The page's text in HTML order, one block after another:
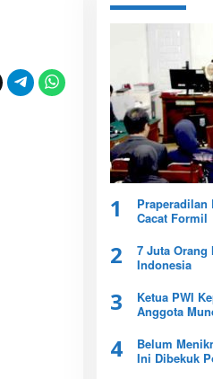
1
Praperadilan
Cacat Formil
2
7 Juta Orang
Indonesia
3
Ketua PWI
Anggota
4
Belum
Ini Dibekuk